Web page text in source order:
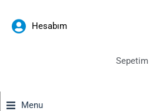
Hesabım
Sepetim
Menu